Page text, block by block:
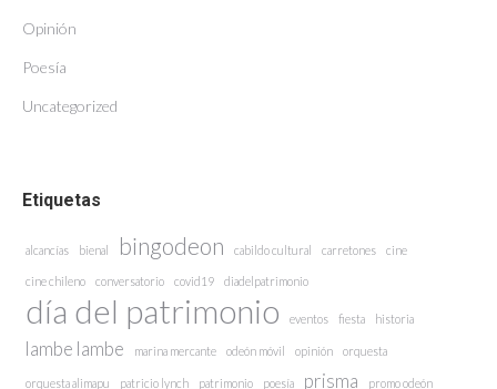
Opinión
Poesía
Uncategorized
Etiquetas
alcancías bienal bingodeon cabildo cultural carretones cine
cine chileno conversatorio covid19 diadelpatrimonio
día del patrimonio eventos fiesta historia
lambe lambe marina mercante odeón móvil opinión orquesta
orquesta alimapu patricio lynch patrimonio poesía prisma promo odeón